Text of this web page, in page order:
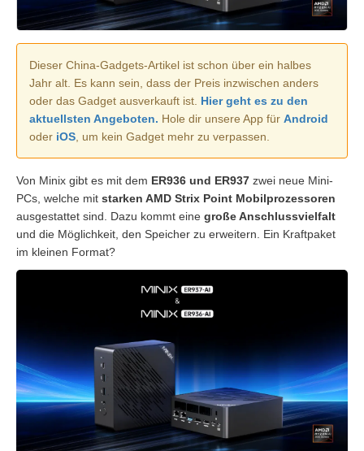
Dieser China-Gadgets-Artikel ist schon über ein halbes
Jahr alt. Es kann sein, dass der Preis inzwischen anders
oder das Gadget ausverkauft ist. Hier geht es zu den
aktuellsten Angeboten. Hole dir unsere App für Android
oder iOS, um kein Gadget mehr zu verpassen.
Von Minix gibt es mit dem ER936 und ER937 zwei neue Mini-
PCs, welche mit starken AMD Strix Point Mobilprozessoren
ausgestattet sind. Dazu kommt eine große Anschlussvielfalt
und die Möglichkeit, den Speicher zu erweitern. Ein Kraftpaket
im kleinen Format?